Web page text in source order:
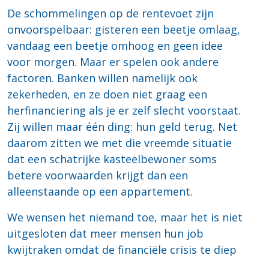
De schommelingen op de rentevoet zijn
onvoorspelbaar: gisteren een beetje omlaag,
vandaag een beetje omhoog en geen idee
voor morgen. Maar er spelen ook andere
factoren. Banken willen namelijk ook
zekerheden, en ze doen niet graag een
herfinanciering als je er zelf slecht voorstaat.
Zij willen maar één ding: hun geld terug. Net
daarom zitten we met die vreemde situatie
dat een schatrijke kasteelbewoner soms
betere voorwaarden krijgt dan een
alleenstaande op een appartement.
We wensen het niemand toe, maar het is niet
uitgesloten dat meer mensen hun job
kwijtraken omdat de financiële crisis te diep